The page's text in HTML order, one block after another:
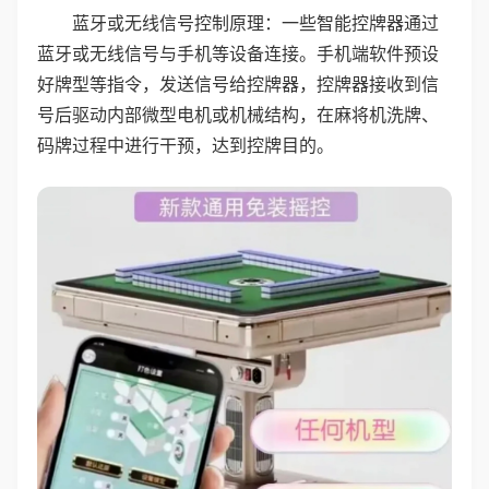
蓝牙或无线信号控制原理：一些智能控牌器通过
蓝牙或无线信号与手机等设备连接。手机端软件预设
好牌型等指令，发送信号给控牌器，控牌器接收到信
号后驱动内部微型电机或机械结构，在麻将机洗牌、
码牌过程中进行干预，达到控牌目的。